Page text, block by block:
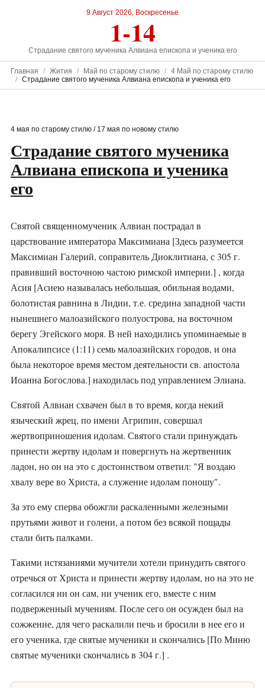
9 Август 2026, Воскресенье
1-14
Страдание святого мученика Алвиана епископа и ученика его
Главная Жития Май по старому стилю
4 Май по старому стилю
Страдание святого мученика Алвиана епископа и ученика его
4 мая по старому стилю / 17 мая по новому стилю
Страдание святого мученика
Алвиана епископа и ученика
его
Фотореалистичное изображение, Страдание святого
православный календарь, 2026-05-17, martyrdom
Святой священномученик Алвиан пострадал в
царствование императора Максимиана [Здесь разумеется
Максимиан Галерий, соправитель Диоклитиана, с 305 г.
правивший восточною частою римской империи.] , когда
Асия [Асиею называлась небольшая, обильная водами,
болотистая равнина в Лидии, т.е. средина западной части
нынешнего малоазийского полуострова, на восточном
берегу Эгейского моря. В ней находились упоминаемые в
Апокалипсисе (1:11) семь малоазийских городов, и она
была некоторое время местом деятельности св. апостола
Иоанна Богослова.] находилась под управлением Элиана.
Святой Алвиан схвачен был в то время, когда некий
языческий жрец, по имени Агрипин, совершал
жертвоприношения идолам. Святого стали принуждать
принести жертву идолам и повергнуть на жертвенник
ладон, но он на это с достоинством ответил: "Я воздаю
хвалу вере во Христа, а служение идолам поношу".
За это ему сперва обожгли раскаленными железными
прутьями живот и голени, а потом без всякой пощады
стали бить палками.
Такими истязаниями мучители хотели принудить святого
отречься от Христа и принести жертву идолам, но на это не
согласился ни он сам, ни ученик его, вместе с ним
подверженный мучениям. После сего он осужден был на
сожжение, для чего раскалили печь и бросили в нее его и
его ученика, где святые мученики и скончались [По Миню
святые мученики скончались в 304 г.] .